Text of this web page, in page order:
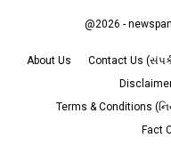
@2026 -
About Us Contact Us
Terms & Conditions
Fact